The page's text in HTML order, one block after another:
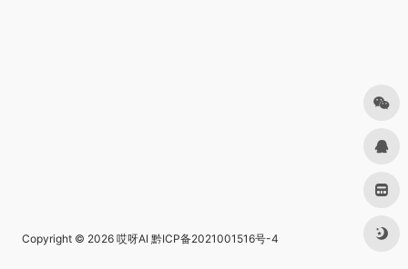
Copyright © 2026 哎呀AI 黔ICP备2021001516号-4